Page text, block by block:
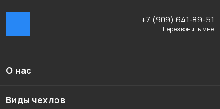
+7 (909) 641-89-51
Перезвонить мне
О нас
Виды чехлов